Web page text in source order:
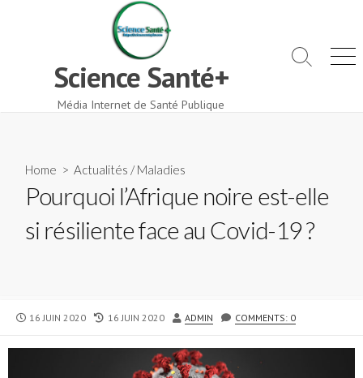
Science Santé+
Média Internet de Santé Publique
Search
Home > Actualités /Maladies
Pourquoi l’Afrique noire est-elle
si résiliente face au Covid-19 ?
PUBLISHED
16 JUIN 2020
LAST
DATE
16 JUIN 2020 AUTHOR
ADMIN COMMENTS: 0